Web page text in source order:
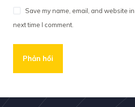
Save my name, email, and website
next time I comment.
Phản hồi